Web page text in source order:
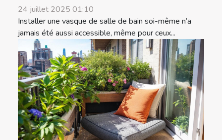
24 juillet 2025 01:10
Installer une vasque de salle de bain soi-même n’a
jamais été aussi accessible, même pour ceux...